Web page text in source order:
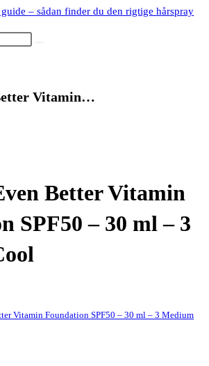
– sådan finder du den rigtige hårspray
Vitamin…
kr..
Better Vitamin
SPF50 – 30 ml – 3
Vitamin Foundation SPF50 – 30 ml – 3 Medium